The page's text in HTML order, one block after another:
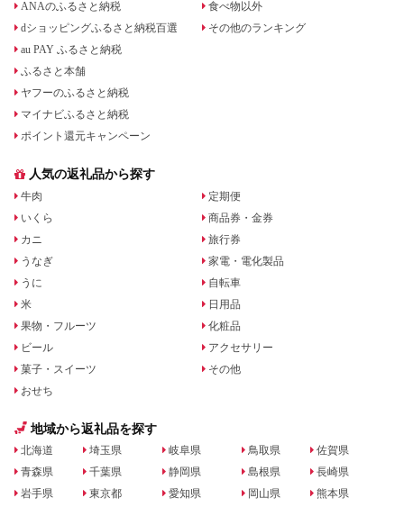
ANAのふるさと納税
dショッピングふるさと納税百選
au PAY ふるさと納税
ふるさと本舗
ヤフーのふるさと納税
マイナビふるさと納税
ポイント還元キャンペーン
食べ物以外
その他のランキング
人気の返礼品から探す
牛肉
いくら
カニ
うなぎ
うに
米
果物・フルーツ
ビール
菓子・スイーツ
おせち
定期便
商品券・金券
旅行券
家電・電化製品
自転車
日用品
化粧品
アクセサリー
その他
地域から返礼品を探す
北海道
青森県
岩手県
埼玉県
千葉県
東京都
岐阜県
静岡県
愛知県
鳥取県
島根県
岡山県
佐賀県
長崎県
熊本県